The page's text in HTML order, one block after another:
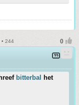
• 244
bitterbal het